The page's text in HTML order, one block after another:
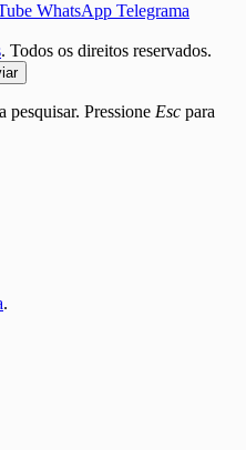
WhatsApp Telegrama
. Todos os direitos reservados.
pesquisar. Pressione Esc para
.